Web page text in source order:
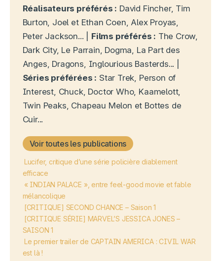
Réalisateurs préférés : David Fincher, Tim
Burton, Joel et Ethan Coen, Alex Proyas,
Peter Jackson... | Films préférés : The Crow,
Dark City, Le Parrain, Dogma, La Part des
Anges, Dragons, Inglourious Basterds... |
Séries préférées : Star Trek, Person of
Interest, Chuck, Doctor Who, Kaamelott,
Twin Peaks, Chapeau Melon et Bottes de
Cuir...
Voir toutes les publications
Lucifer, critique d’une série policière diablement
efficace
« INDIAN PALACE », entre feel-good movie et fable
mélancolique
[CRITIQUE] SECOND CHANCE – Saison 1
[CRITIQUE SÉRIE] MARVEL’S JESSICA JONES –
SAISON 1
Le premier trailer de CAPTAIN AMERICA : CIVIL WAR
est là !